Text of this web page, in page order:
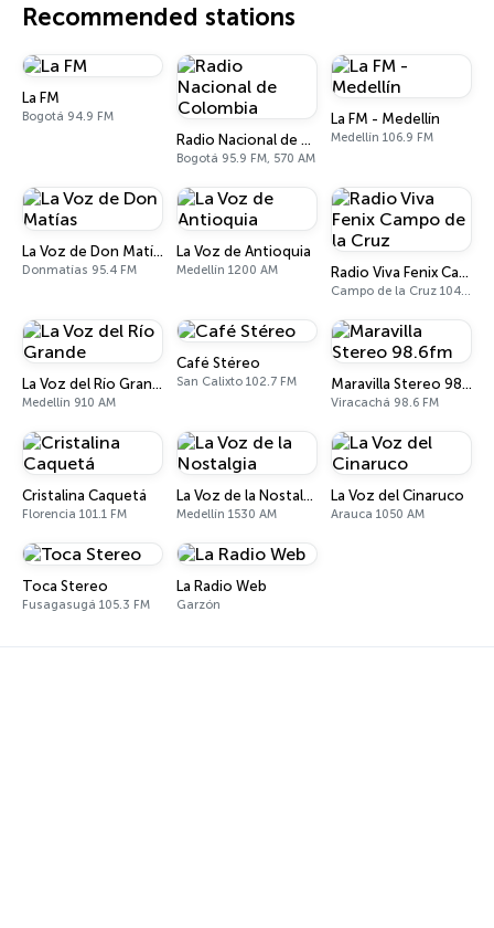
Recommended stations
La FM
Bogotá 94.9 FM
Radio Nacional de Colombia
Bogotá 95.9 FM, 570 AM
La FM - Medellín
Medellín 106.9 FM
La Voz de Don Matías
Donmatías 95.4 FM
La Voz de Antioquia
Medellín 1200 AM Radio Viva Fenix Campo de la Cruz
Campo de la Cruz 104.1 FM
La Voz del Río Grande
Medellín 910 AM
Café Stéreo
San Calixto 102.7 FM Maravilla Stereo 98.6fm
Viracachá 98.6 FM
Cristalina Caquetá
Florencia 101.1 FM
La Voz de la Nostalgia
Medellín 1530 AM
La Voz del Cinaruco
Arauca 1050 AM
Toca Stereo
Fusagasugá 105.3 FM
La Radio Web
Garzón